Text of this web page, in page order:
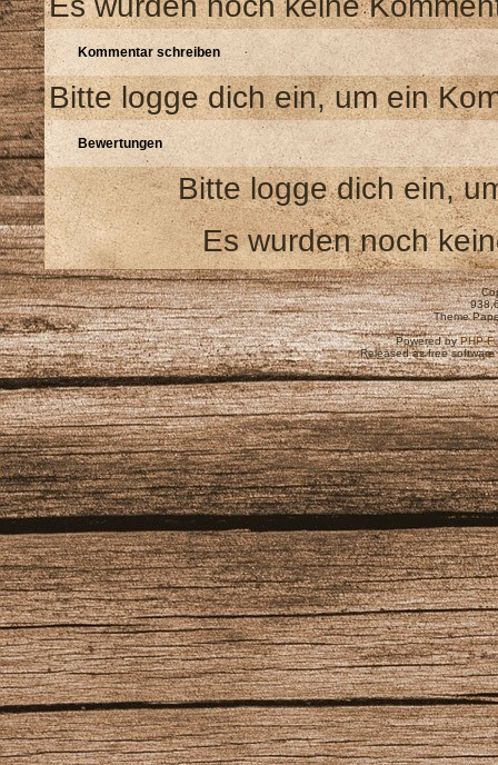
Kommentar schreiben
Bitte logge dich ein, um ein
Bewertungen
Bitte logge dich ein,
Es wurden noch
Theme
Powered byPHP-
Released as free